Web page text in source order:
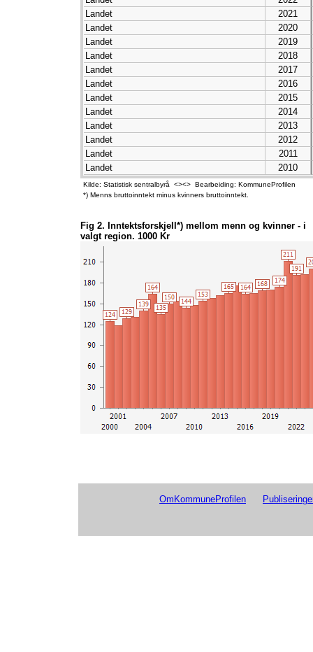
Landet
2021
Landet
2020
Landet
2019
Landet
2018
Landet
2017
Landet
2016
Landet
2015
Landet
2014
Landet
2013
Landet
2012
Landet
2011
Landet
2010
Landet
2009
Landet
Landet
2006
Landet
2004
Landet
2003
Landet
2002
Landet
Kilde: Statistisk sentralbyrå <><> Bearbeiding: KommuneProfilen
*) Menns bruttoinntekt minus kvinners bruttoinntekt.
Fig 2. Inntektsforskjell*) mellom menn og kvinner - i
valgt region. 1000 Kr
OmKommuneProfilen